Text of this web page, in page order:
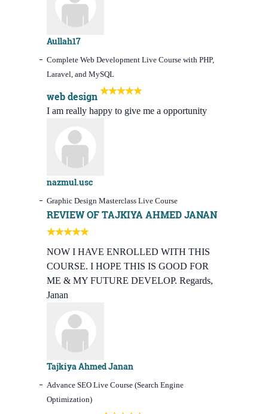
Aullah17
Complete Web Development Live Course with PHP,
Laravel, and MySQL
web design
I am really happy to give me a opportunity
nazmul.usc
Graphic Design Masterclass Live Course
REVIEW OF TAJKIYA AHMED JANAN
NOW I HAVE ENROLLED WITH THIS
COURSE. I HOPE THIS IS GOOD FOR
ME & MY FUTURE DEVELOP. Regards,
Janan
Tajkiya Ahmed Janan
Advance SEO Live Course (Search Engine
Optimization)